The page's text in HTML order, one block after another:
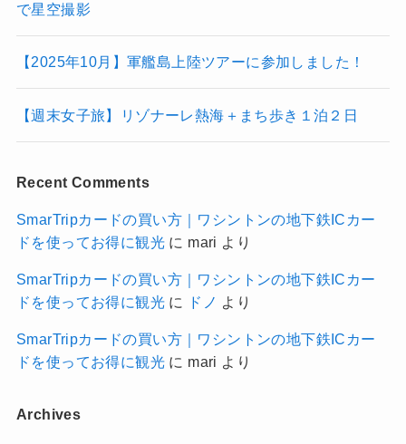
で星空撮影
【2025年10月】軍艦島上陸ツアーに参加しました！
【週末女子旅】リゾナーレ熱海＋まち歩き１泊２日
Recent Comments
SmarTripカードの買い方｜ワシントンの地下鉄ICカー
ドを使ってお得に観光に mari より
SmarTripカードの買い方｜ワシントンの地下鉄ICカー
ドを使ってお得に観光に ドノ より
SmarTripカードの買い方｜ワシントンの地下鉄ICカー
ドを使ってお得に観光に mari より
Archives